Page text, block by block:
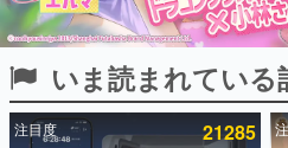
連載・特集一覧
殿堂入り記事
SNS拡散数が数千以上
ど。多くの人々に読ま
事をまとめました。
いま読まれている
注目度 21285